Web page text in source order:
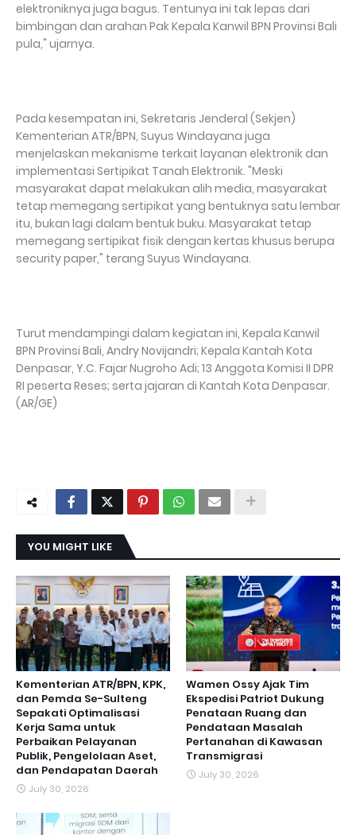
elektroniknya juga bagus. Tentunya ini tak lepas dari
bimbingan dan arahan Pak Kepala Kanwil BPN Provinsi Bali
pula," ujarnya.
Pada kesempatan ini, Sekretaris Jenderal (Sekjen)
Kementerian ATR/BPN, Suyus Windayana juga
menjelaskan mekanisme terkait layanan elektronik dan
implementasi Sertipikat Tanah Elektronik. "Meski
masyarakat dapat melakukan alih media, masyarakat
tetap memegang sertipikat yang bentuknya satu lembar
itu, bukan lagi dalam bentuk buku. Masyarakat tetap
memegang sertipikat fisik dengan kertas khusus berupa
security paper," terang Suyus Windayana.
Turut mendampingi dalam kegiatan ini, Kepala Kanwil
BPN Provinsi Bali, Andry Novijandri; Kepala Kantah Kota
Denpasar, Y.C. Fajar Nugroho Adi; 13 Anggota Komisi II DPR
RI peserta Reses; serta jajaran di Kantah Kota Denpasar.
(AR/GE)
YOU MIGHT LIKE
Kementerian ATR/BPN, KPK,
dan Pemda Se-Sulteng
Sepakati Optimalisasi
Kerja Sama untuk
Perbaikan Pelayanan
Publik, Pengelolaan Aset,
dan Pendapatan Daerah
July 30, 2026
Wamen Ossy Ajak Tim
Ekspedisi Patriot Dukung
Penataan Ruang dan
Pendataan Masalah
Pertanahan di Kawasan
Transmigrasi
July 30, 2026